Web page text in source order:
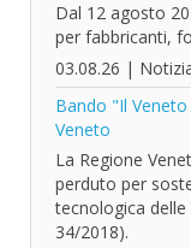
Dal 12 agosto
per fabbricanti,
03.08.26 |
Bando "Il
Veneto
La Regione
perduto per
tecnologica delle
34/2018).